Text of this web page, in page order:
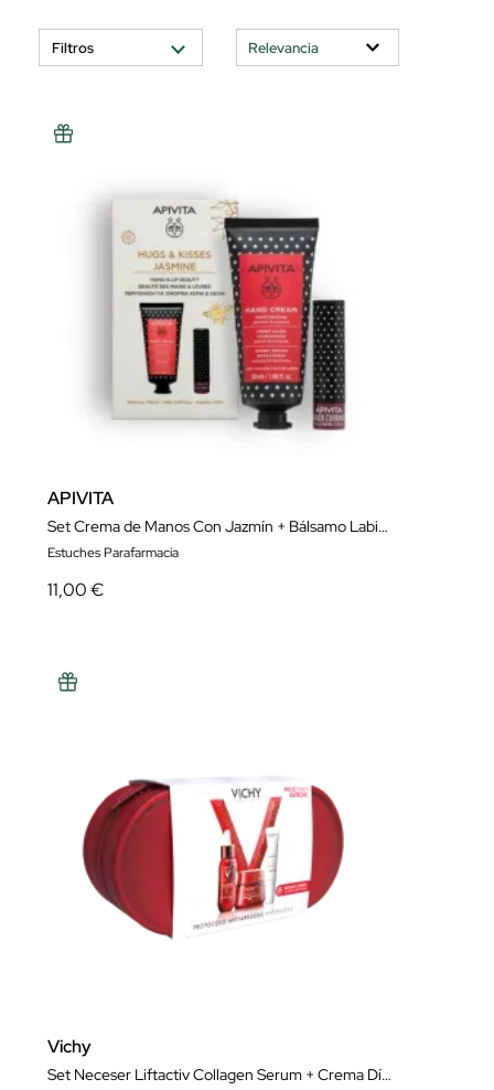
Filtros
APIVITA
Set Crema de Manos Con Jazmín + Bálsamo Labial Grosella
Estuches Parafarmacia
11,00 €
Vichy
Set Neceser Liftactiv Collagen Serum + Crema Día + UV-Age Daily Spf50+